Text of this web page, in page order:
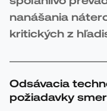
nanášania
kritických z
Odsávacia
požiadavky